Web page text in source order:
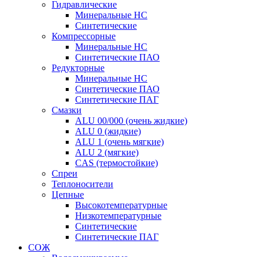
Гидравлические
Минеральные HC
Синтетические
Компрессорные
Минеральные HC
Синтетические ПАО
Редукторные
Минеральные HC
Синтетические ПАО
Синтетические ПАГ
Смазки
ALU 00/000 (очень жидкие)
ALU 0 (жидкие)
ALU 1 (очень мягкие)
ALU 2 (мягкие)
CAS (термостойкие)
Спреи
Теплоносители
Цепные
Высокотемпературные
Низкотемпературные
Синтетические
Синтетические ПАГ
СОЖ